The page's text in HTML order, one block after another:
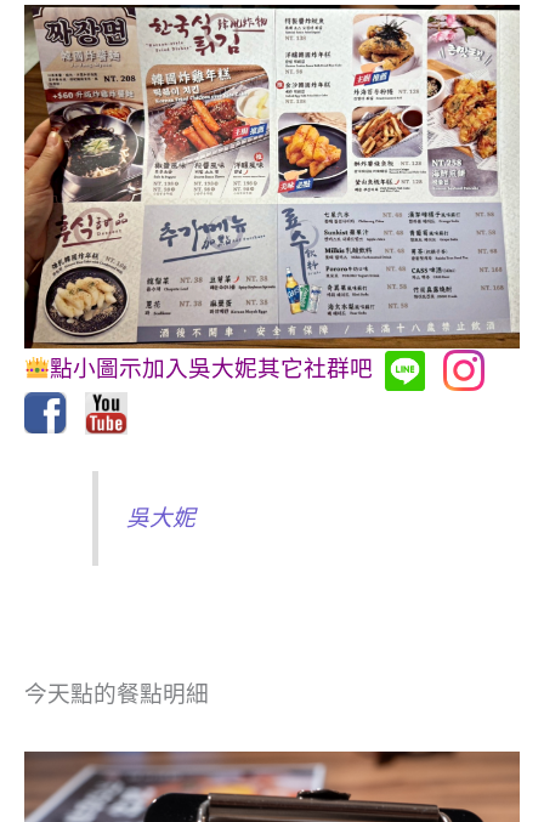
點小圖示加入吳大妮其它社群吧
吳大妮
今天點的餐點明細